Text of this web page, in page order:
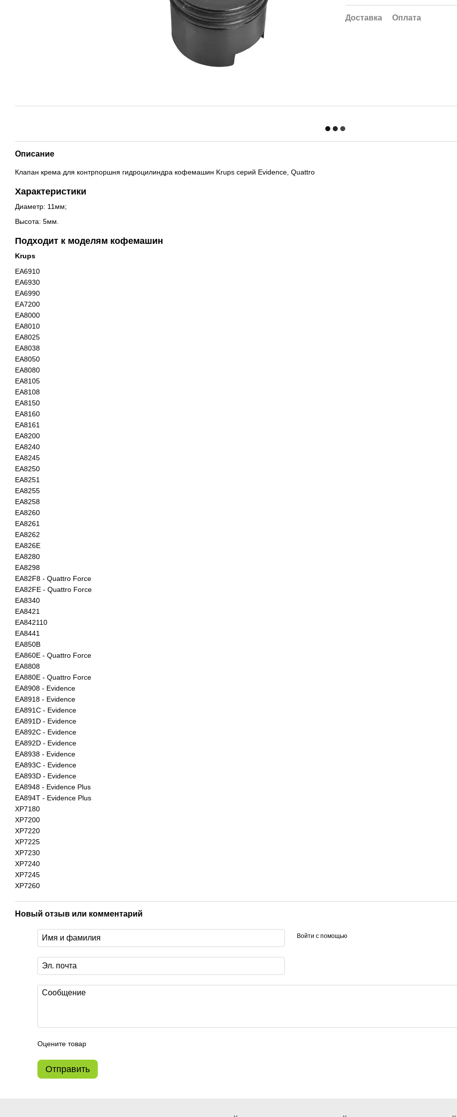
Доставка Оплата
Описание
Клапан крема для контрпоршня гидроцилиндра кофемашин Krups серий Evidence, Quattro
Характеристики
Диаметр: 11мм;
Высота: 5мм.
Подходит к моделям кофемашин
Krups
EA6910
EA6930
EA6990
EA7200
EA8000
EA8010
EA8025
EA8038
EA8050
EA8080
EA8105
EA8108
EA8150
EA8160
EA8161
EA8200
EA8240
EA8245
EA8250
EA8251
EA8255
EA8258
EA8260
EA8261
EA8262
EA826E
EA8280
EA8298
EA82F8 - Quattro Force
EA82FE - Quattro Force
EA8340
EA8421
EA842110
EA8441
EA850B
EA860E - Quattro Force
EA8808
EA880E - Quattro Force
EA8908 - Evidence
EA8918 - Evidence
EA891C - Evidence
EA891D - Evidence
EA892C - Evidence
EA892D - Evidence
EA8938 - Evidence
EA893C - Evidence
EA893D - Evidence
EA8948 - Evidence Plus
EA894T - Evidence Plus
XP7180
XP7200
XP7220
XP7225
XP7230
XP7240
XP7245
XP7260
Новый отзыв или комментарий
Войти с помощью
Оцените товар
Отправить